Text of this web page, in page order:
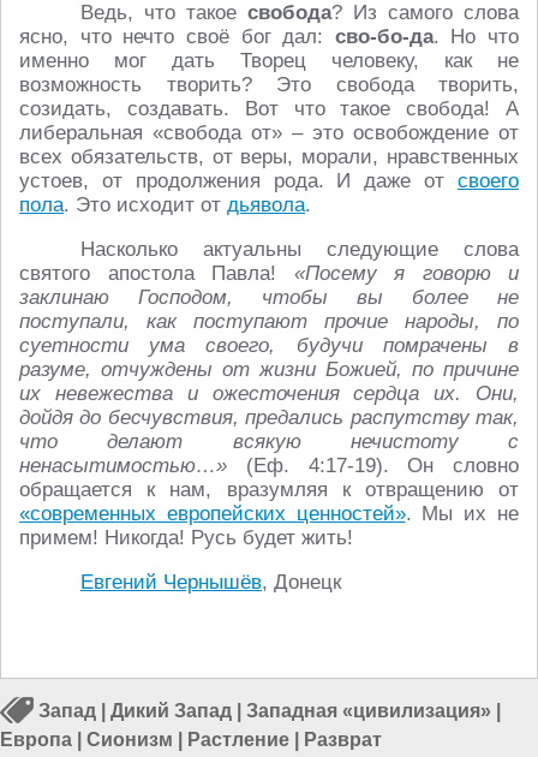
Ведь, что такое свобода? Из самого слова
ясно, что нечто своё бог дал: сво-бо-да. Но что
именно мог дать Творец человеку, как не
возможность творить? Это свобода творить,
созидать, создавать. Вот что такое свобода! А
либеральная «свобода от» – это освобождение от
всех обязательств, от веры, морали, нравственных
устоев, от продолжения рода. И даже от своего
пола. Это исходит от дьявола.
Насколько актуальны следующие слова
святого апостола Павла! «Посему я говорю и
заклинаю Господом, чтобы вы более не
поступали, как поступают прочие народы, по
суетности ума своего, будучи помрачены в
разуме, отчуждены от жизни Божией, по причине
их невежества и ожесточения сердца их. Они,
дойдя до бесчувствия, предались распутству так,
что делают всякую нечистоту с
ненасытимостью…» (Еф. 4:17-19). Он словно
обращается к нам, вразумляя к отвращению от
«современных европейских ценностей». Мы их не
примем! Никогда! Русь будет жить!
Евгений Чернышёв, Донецк
Запад Дикий Запад Западная «цивилизация»
Европа
Сионизм Растление Разврат